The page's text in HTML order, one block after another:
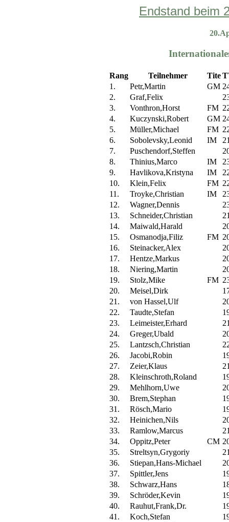
Endstand beim
Rang Teilnehmer Tite
1.
Petr,Martin GM
2.
Graf,Felix
3.
Vonthron,Horst FM
4.
Kuczynski,Robert GM
5.
Müller,Michael FM
6.
Sobolevsky,Leonid IM
7.
Puschendorf,Steffen
8.
Thinius,Marco IM
9.
Havlikova,Kristyna IM
10.
Klein,Felix FM
11.
Troyke,Christian IM
12.
Wagner,Dennis
13.
Schneider,Christian
14.
Maiwald,Harald
15.
Osmanodja,Filiz FM
16.
Steinacker,Alex
17.
Hentze,Markus
18.
Niering,Martin
19.
Stolz,Mike FM
20.
Meisel,Dirk
21.
von Hassel,Ulf
22.
Taudte,Stefan
23.
Leimeister,Erhard
24.
Greger,Ubald
25.
Lantzsch,Christian
26.
Jacobi,Robin
27.
Zeier,Klaus
28.
Kleinschroth,Roland
29.
Mehlhorn,Uwe
30.
Brem,Stephan
31.
Rösch,Mario
32.
Heinichen,Nils
33.
Ramlow,Marcus
34.
Oppitz,Peter CM
35.
Streltsyn,Grygoriy
36.
Stiepan,Hans-Michael
37.
Spittler,Jens
38.
Schwarz,Hans
39.
Schröder,Kevin
40.
Rauhut,Frank,Dr.
41.
Koch,Stefan